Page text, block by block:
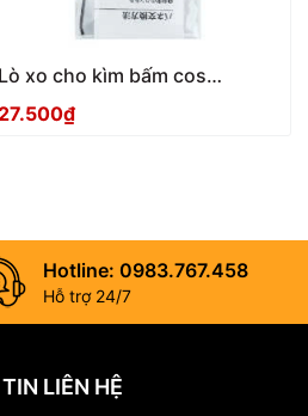
Lò xo cho kìm bấm cos
TSUNODA TP-S
27.500₫
Hotline: 0983.767.458
Hỗ trợ 24/7
LIÊN HỆ